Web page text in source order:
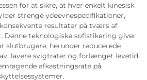
for at sikre, at hver enkelt kinesisk
strenge ydeevnespecifikationer,
resultater på tværs af
Denne teknologiske sofistikering giver
slutbrugere, herunder reducerede
lavere svigtrater og forlænget levetid,
afkastningsrate på